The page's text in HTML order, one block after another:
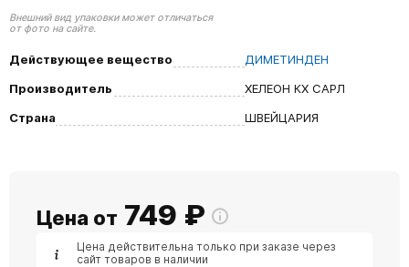
Внешний вид упаковки может отличаться
от фото на сайте.
Действующее вещество
ДИМЕТИНДЕН
Производитель
ХЕЛЕОН КХ САРЛ
Страна
ШВЕЙЦАРИЯ
Цена от 749 ₽
Цена действительна только при заказе через
сайт товаров в наличии